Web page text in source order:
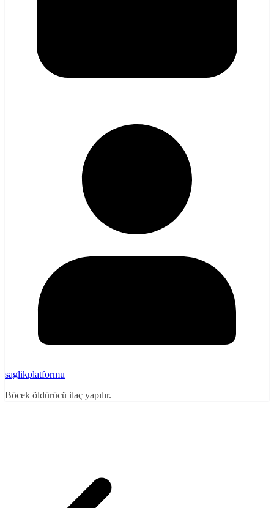
saglikplatformu
Böcek öldürücü ilaç yapılır.